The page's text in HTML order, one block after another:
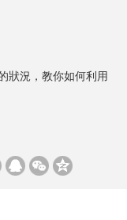
狀況，教你如何利用